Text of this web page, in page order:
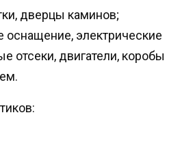
дверцы каминов;
электрические
отсеки, двигатели, коробы